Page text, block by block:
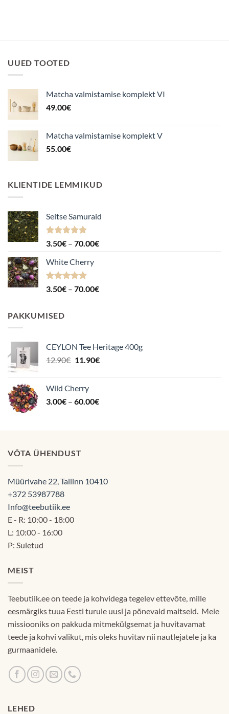
UUED TOOTED
Matcha valmistamise komplekt VI
49.00€
Matcha valmistamise komplekt V
55.00€
KLIENTIDE LEMMIKUD
Seitse Samuraid
Hinnanguga
3.50€ – 70.00€Hinnavahemik:
White Cherry
Hinnanguga
3.50€ – 70.00€Hinnavahemik:
PAKKUMISED
CEYLON Tee Heritage 400g
12.90€ Algne
12.90€.
11.90€Praegune
Wild Cherry
3.00€ – 60.00€Hinnavahemik:
60.00€
VÕTA ÜHENDUST
Müürivahe 22, Tallinn 10410
+372 53987788
Info@teebutiik.ee
E - R: 10:00 - 18:00
L: 10:00 - 16:00
P: Suletud
MEIST
Teebutiik.ee on teede ja kohvidega tegelev ettevõte, mille
eesmärgiks tuua Eesti turule uusi ja põnevaid maitseid. Meie
missiooniks on pakkuda mitmekülgsemat ja huvitavamat
teede ja kohvi valikut, mis oleks huvitav nii nautlejatele ja ka
gurmaanidele.
LEHED